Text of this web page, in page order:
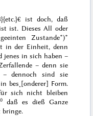
ist doch, daß
ist. DiesesAll oder
Zustande*)*
in der Einheit, denn
jenes in sich haben –
– denn sie
dennoch sind sie
bes˖[onderer] Form.
sich nicht bleiben
0
daß es dieß Ganze
bringe.